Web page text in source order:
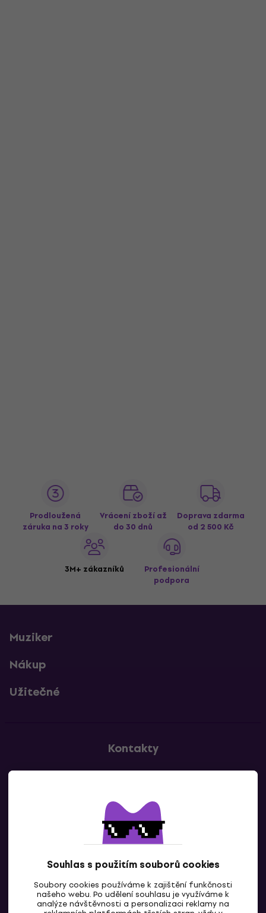
Souhlas s použitím souborů cookies
Soubory cookies používáme k zajištění funkčnosti
našeho webu. Po udělení souhlasu je využíváme k
analýze návštěvnosti a personalizaci reklamy na
Prodloužená
záruka na 3 roky
Vrácení zboží až
do 30 dnů
Doprava zdarma
od 2 500 Kč
3M+ zákazníků
Profesionální
podpora
Muziker
Nákup
Užitečné
Kontakty
CZ